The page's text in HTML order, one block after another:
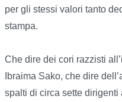
per gli stessi valori tanto
stampa.
Che dire dei cori razzisti
Ibraima Sako, che dire
spalti di circa sette